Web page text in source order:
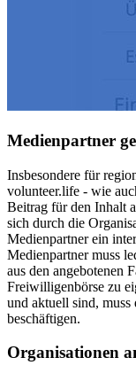
Medienpartner
Insbesondere für
volunteer.life - wie
Beitrag für den Inhalt
sich durch die
Medienpartner ein
Medienpartner muss
aus den angebotenen
Freiwilligenbörse zu
und aktuell sind, muss
beschäftigen.
Organisationen